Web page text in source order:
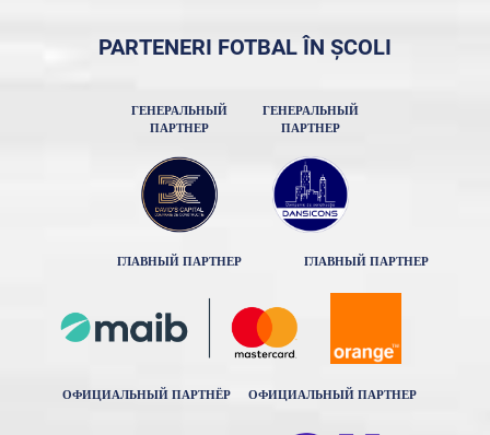
PARTENERI FOTBAL ÎN ȘCOLI
ГЕНЕРАЛЬНЫЙ
ПАРТНЕР
ГЕНЕРАЛЬНЫЙ
ПАРТНЕР
ГЛАВНЫЙ ПАРТНЕР ГЛАВНЫЙ ПАРТНЕР
ОФИЦИАЛЬНЫЙ ПАРТНЁР ОФИЦИАЛЬНЫЙ ПАРТНЕР